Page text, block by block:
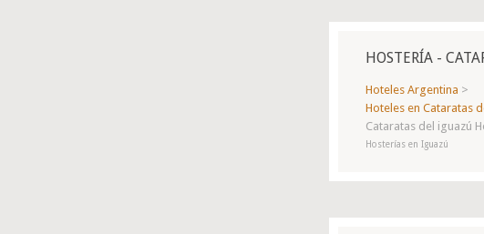
HOSTERÍA -
Hoteles Argentina >
Hoteles en Cataratas
Cataratas del iguazú
Hosterías en Iguazú